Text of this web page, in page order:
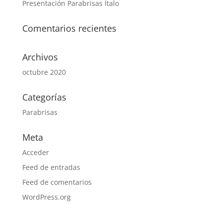
Presentación Parabrisas Ítalo
Comentarios recientes
Archivos
octubre 2020
Categorías
Parabrisas
Meta
Acceder
Feed de entradas
Feed de comentarios
WordPress.org